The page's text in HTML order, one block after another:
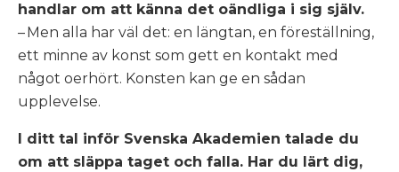
handlar om att känna det oändliga i sig själv.
– Men alla har väl det: en längtan, en föreställning,
ett minne av konst som gett en kontakt med
något oerhört. Konsten kan ge en sådan
upplevelse.
I ditt tal inför Svenska Akademien talade du
om att släppa taget och falla. Har du lärt dig,